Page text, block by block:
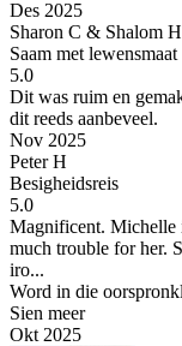
Des 2025
Sharon C & Shalom H
Saam met lewensmaat
5.0
Dit was ruim en
dit reeds aanbeveel.
Nov 2025
Peter H
Besigheidsreis
5.0
Magnificent. Michelle
much trouble for her.
iro...
Word in die
Sien meer
Okt 2025